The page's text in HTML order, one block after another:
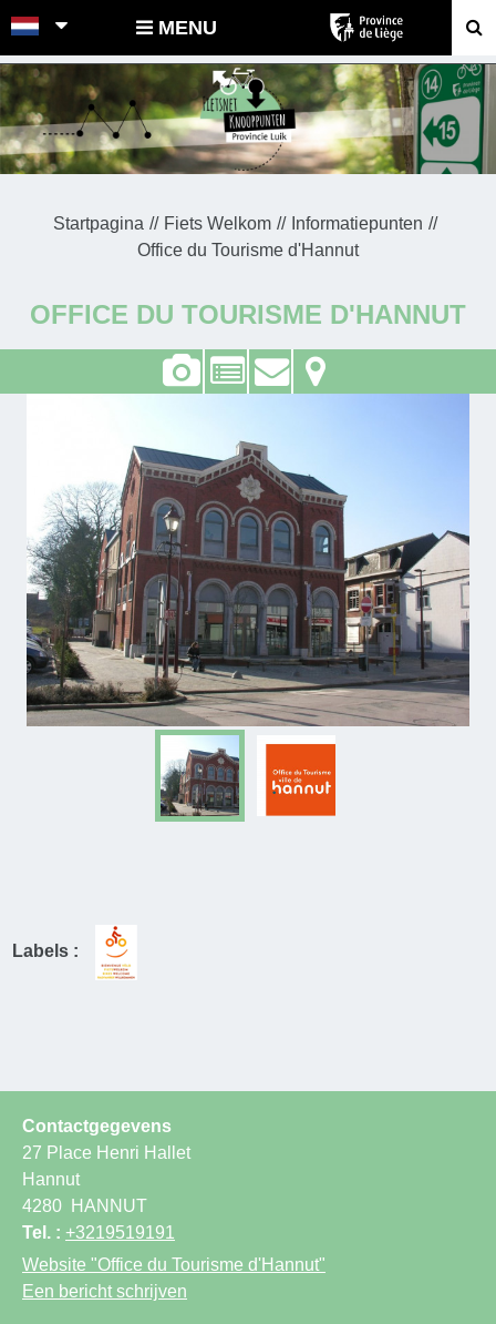
POINTS-NOEUDS MENU
Startpagina Fiets Welkom
Informatiepunten
Office du Tourisme d'Hannut
OFFICE DU TOURISME D'HANNUT
Labels :
Contactgegevens
27 Place Henri Hallet
Hannut
4280
HANNUT
Tel. : +3219519191
Website "Office du Tourisme d'Hannut"
Een bericht schrijven